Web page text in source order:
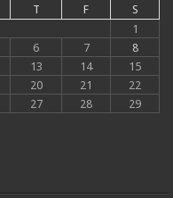
T F
S
1
6 7
8
13 14
15
20 21
22
27 28
29